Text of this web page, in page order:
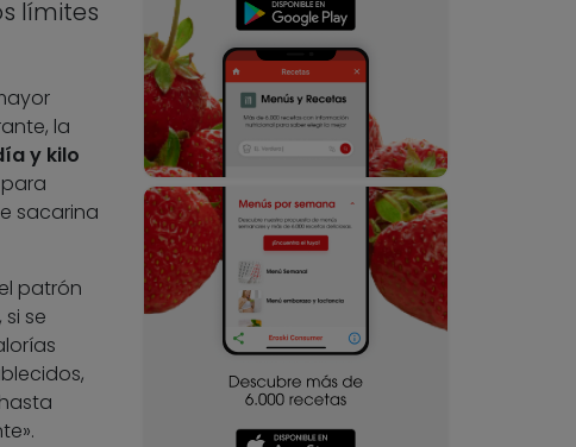
límites
la
y kilo
sacarina
patrón
se